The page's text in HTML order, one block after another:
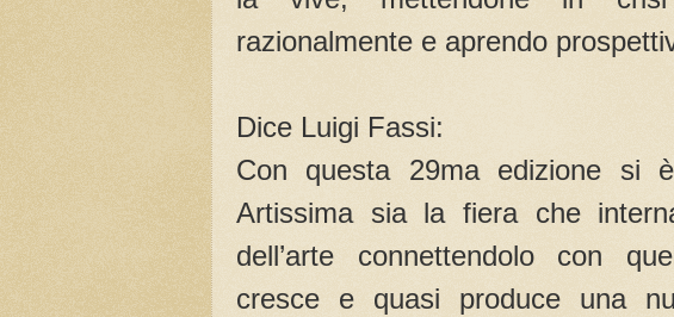
razionalmente e aprendo
Dice Luigi Fassi:
Con questa 29ma edizione si
Artissima sia la fiera che
dell’arte connettendolo con
cresce e quasi produce una